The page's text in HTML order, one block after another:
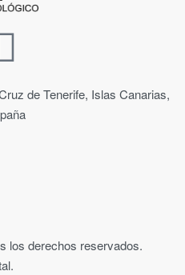
de Tenerife, Islas Canarias,
los derechos reservados.